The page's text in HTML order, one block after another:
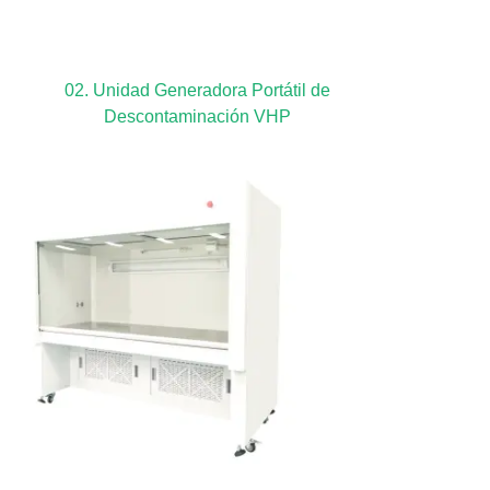
02. Unidad Generadora Portátil de
Descontaminación VHP